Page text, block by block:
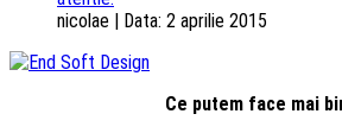
nicolae | Data: 2 aprilie 2015
Ce putem face mai